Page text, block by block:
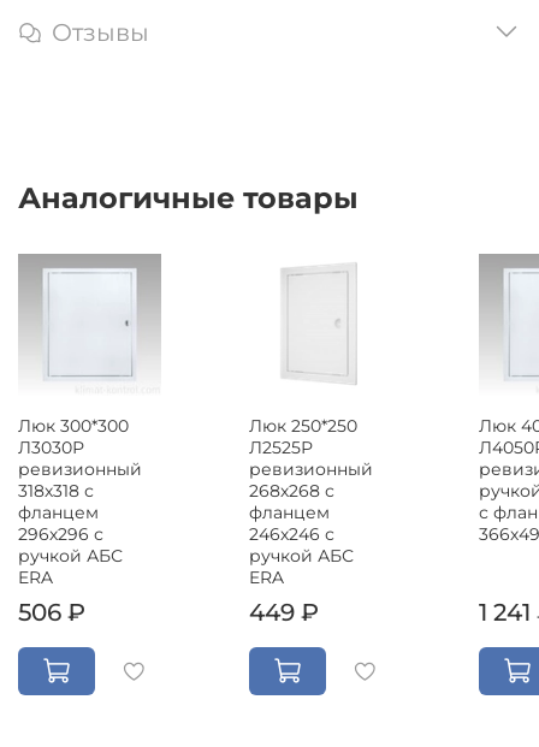
Отзывы
Аналогичные товары
Люк 300*300
Л3030Р
ревизионный
318х318 с
фланцем
296х296 с
ручкой АБС
ERA
506 ₽
Люк 250*250
Л2525Р
ревизионный
268х268 с
фланцем
246х246 с
ручкой АБС
ERA
449 ₽
Люк
с
1